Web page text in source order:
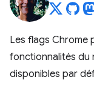
Les flags Chrome
fonctionnalités du
disponibles par